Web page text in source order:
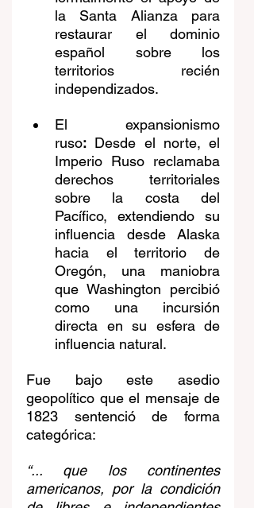
la Santa Alianza para
restaurar el dominio
español sobre los
territorios recién
independizados.
El expansionismo
ruso: Desde el norte, el
Imperio Ruso reclamaba
derechos territoriales
sobre la costa del
Pacífico, extendiendo su
influencia desde Alaska
hacia el territorio de
Oregón, una maniobra
que Washington percibió
como una incursión
directa en su esfera de
influencia natural.
Fue bajo este asedio
geopolítico que el mensaje de
1823 sentenció de forma
categórica:
“... que los continentes
americanos, por la condición